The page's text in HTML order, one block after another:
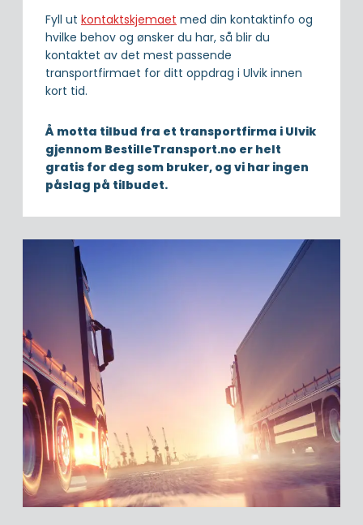
Fyll ut kontaktskjemaet med din kontaktinfo og
hvilke behov og ønsker du har, så blir du
kontaktet av det mest passende
transportfirmaet for ditt oppdrag i Ulvik innen
kort tid.
Å motta tilbud fra et transportfirma i Ulvik
gjennom BestilleTransport.no er helt
gratis for deg som bruker, og vi har ingen
påslag på tilbudet.